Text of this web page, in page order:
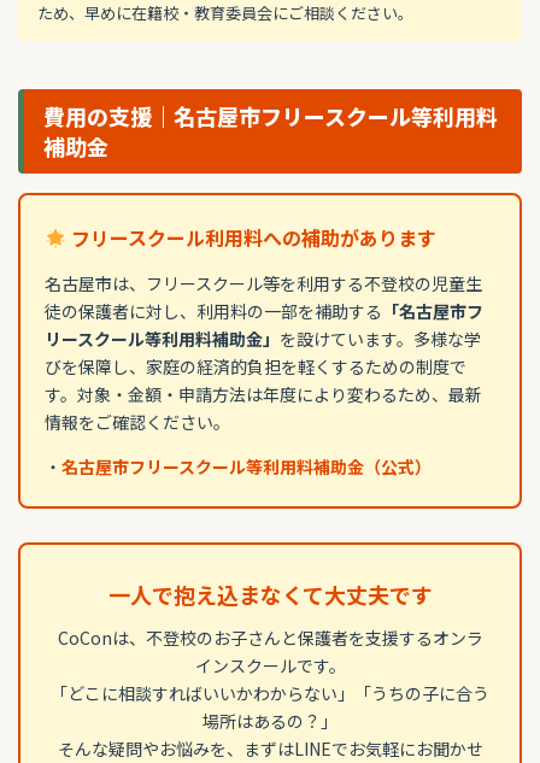
ため、早めに在籍校・教育委員会にご相談ください。
費用の支援｜名古屋市フリースクール等利用料
補助金
フリースクール利用料への補助があります
名古屋市は、フリースクール等を利用する不登校の児童生
徒の保護者に対し、利用料の一部を補助する 「名古屋市フ
リースクール等利用料補助金」 を設けています。多様な学
びを保障し、家庭の経済的負担を軽くするための制度で
す。対象・金額・申請方法は年度により変わるため、最新
情報をご確認ください。
・ 名古屋市フリースクール等利用料補助金（公式）
一人で抱え込まなくて大丈夫です
CoConは、不登校のお子さんと保護者を支援するオンラ
インスクールです。
「どこに相談すればいいかわからない」「うちの子に合う
場所はあるの？」
そんな疑問やお悩みを、まずはLINEでお気軽にお聞かせ